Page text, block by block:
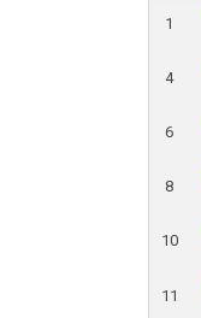
1
4
6
8
10
11